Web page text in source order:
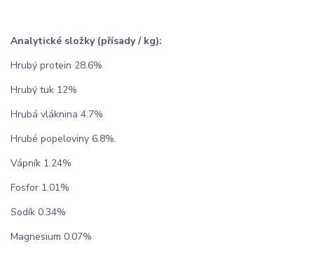
Analytické složky (přísady / kg):
Hrubý protein 28.6%
Hrubý tuk 12%
Hrubá vláknina 4.7%
Hrubé popeloviny 6.8%.
Vápník 1.24%
Fosfor 1.01%
Sodík 0.34%
Magnesium 0.07%